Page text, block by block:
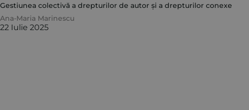
Gestiunea colectivă a drepturilor de autor și a drepturilor conexe
Ana-Maria Marinescu
22 Iulie 2025